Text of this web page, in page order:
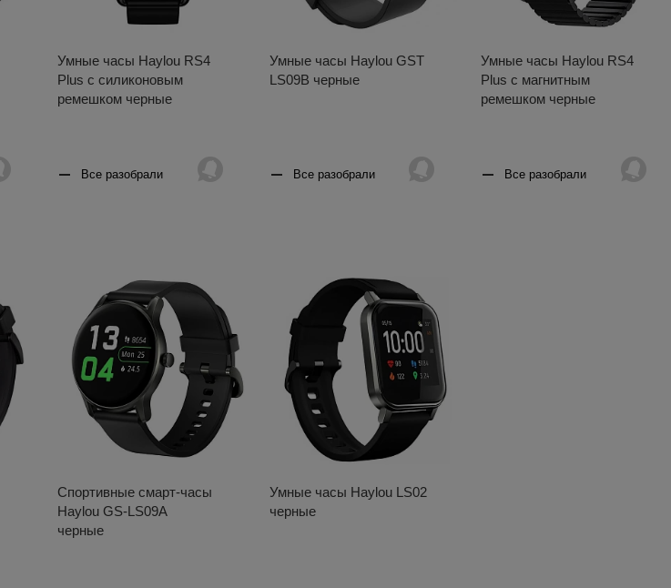
Умные часы Haylou RS4
Plus с силиконовым
ремешком черные
Все разобрали
Умные часы Haylou GST
LS09B черные
Все разобрали
Умные часы Haylou RS4
Plus с магнитным
ремешком черные
Все разобрали
Спортивные смарт-часы
Haylou GS-LS09A
черные
Умные часы Haylou LS02
черные